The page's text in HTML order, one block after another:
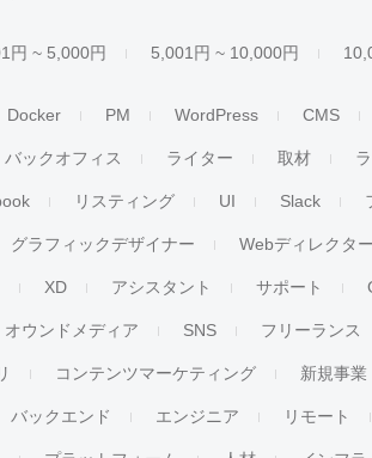
円 ~ 5,000円 5,001円 ~ 10,000円
Docker PM WordPress CMS
バックオフィス ライター 取材
リスティング UI Slack
グラフィックデザイナー Webディレクター
XD アシスタント サポート
オウンドメディア SNS フリーランス
コンテンツマーケティング 新規事業
バックエンド エンジニア リモート